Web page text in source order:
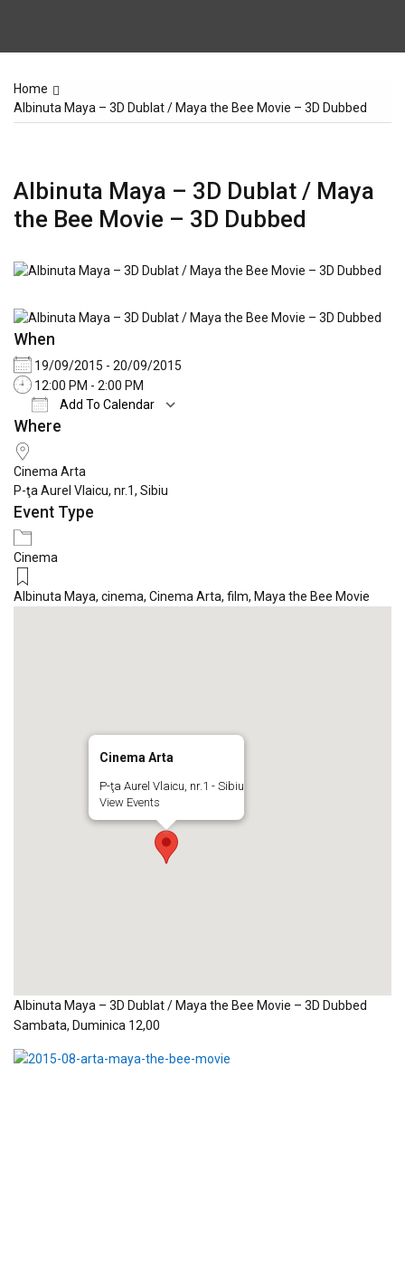
Home
Albinuta Maya – 3D Dublat / Maya the Bee Movie – 3D Dubbed
Albinuta Maya – 3D Dublat / Maya
the Bee Movie – 3D Dubbed
When
19/09/2015 - 20/09/2015
12:00 PM - 2:00 PM
Add To Calendar
Download ICS
Where
Cinema Arta
P-ţa Aurel Vlaicu, nr.1, Sibiu
Event Type
Cinema
Albinuta Maya, cinema, Cinema Arta, film, Maya the Bee Movie
Cinema Arta
P-ţa Aurel Vlaicu, nr.1 - Sibiu
View Events
Albinuta Maya – 3D Dublat / Maya the Bee Movie – 3D Dubbed
Sambata, Duminica 12,00